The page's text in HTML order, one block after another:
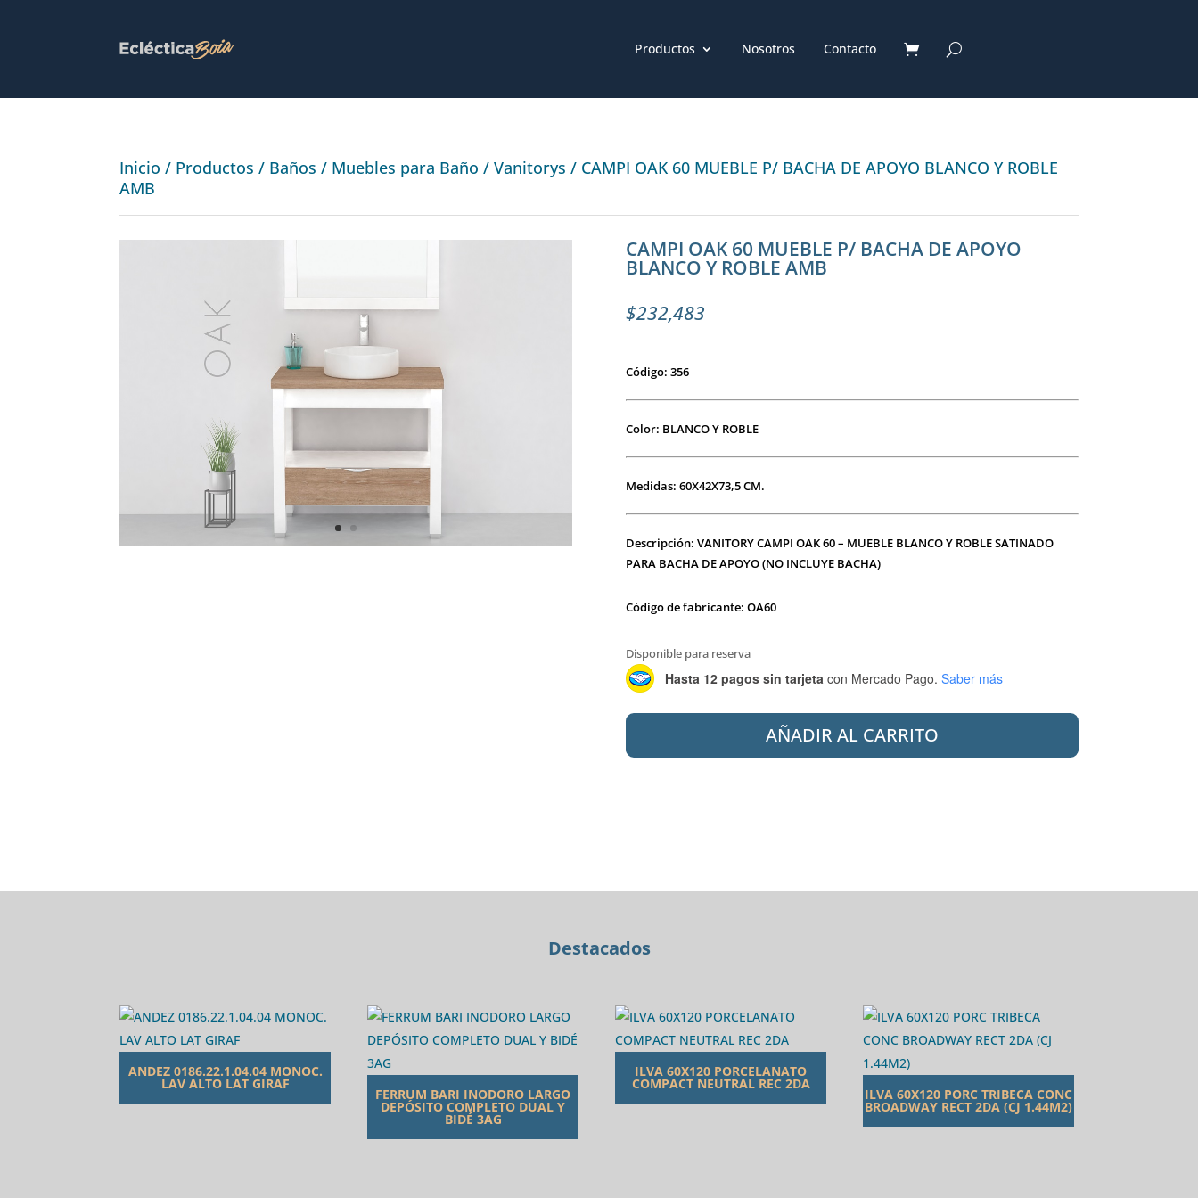
Productos Nosotros Contacto
Inicio / Productos / Baños / Muebles para Baño /Vanitorys / CAMPI OAK 60 MUEBLE P/ BACHA DE APOYO BLANCO Y ROBLE
AMB
CAMPI OAK 60 MUEBLE P/ BACHA DE APOYO
BLANCO Y ROBLE AMB
$232,483
Código: 356
Color: BLANCO Y ROBLE
Medidas: 60X42X73,5 CM.
Descripción: VANITORY CAMPI OAK 60 – MUEBLE BLANCO Y ROBLE SATINADO
PARA BACHA DE APOYO (NO INCLUYE BACHA)
Código de fabricante: OA60
Disponible para reserva
Hasta 12 pagos sin tarjeta con Mercado Pago. Saber más
CAMPI
60
AMB
cantidad
AÑADIR AL CARRITO
Destacados
ANDEZ 0186.22.1.04.04 MONOC.
LAV ALTO LAT GIRAF
FERRUM BARI INODORO LARGO
DEPÓSITO COMPLETO DUAL Y
BIDÉ 3AG
ILVA 60X120 PORCELANATO
COMPACT NEUTRAL REC 2DA
ILVA 60X120 PORC TRIBECA CONC
BROADWAY RECT 2DA (CJ 1.44M2)